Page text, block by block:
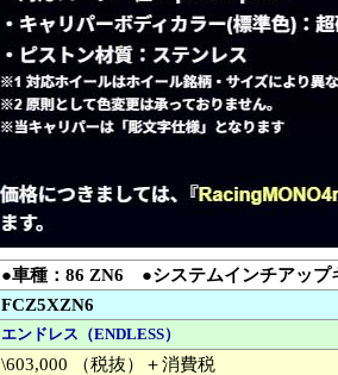
●車種：86 ZN6 ●システムインチアッ
FCZ5XZN6
エンドレス（ENDLESS）
\603,000 （税抜）＋消費税